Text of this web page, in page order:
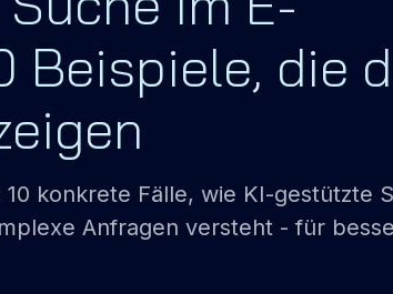
Beispiele, die
konkrete Fälle, wie KI-gestützte
Anfragen versteht - für